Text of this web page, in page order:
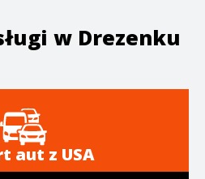
w Drezenku
aut z USA